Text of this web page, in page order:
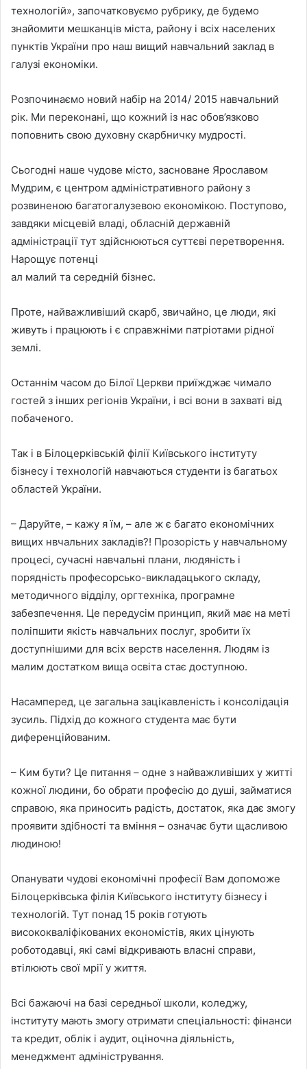
технологій», започатковуємо рубрику, де будемо
знайомити мешканців міста, району і всіх населених
пунктів України про наш вищий навчальний заклад в
галузі економіки.
Розпочинаємо новий набір на 2014/ 2015 навчальний
рік. Ми переконані, що кожний із нас обов’язково
поповнить свою духовну скарбничку мудрості.
Сьогодні наше чудове місто, засноване Ярославом
Мудрим, є центром адміністративного району з
розвиненою багатогалузевою економікою. Поступово,
завдяки місцевій владі, обласній державній
адміністрації тут здійснюються суттєві перетворення.
Нарощує потенці
ал малий та середній бізнес.
Проте, найважливіший скарб, звичайно, це люди, які
живуть і працюють і є справжніми патріотами рідної
землі.
Останнім часом до Білої Церкви приїжджає чимало
гостей з інших регіонів України, і всі вони в захваті від
побаченого.
Так і в Білоцерківській філії Київського інституту
бізнесу і технологій навчаються студенти із багатьох
областей України.
– Даруйте, – кажу я їм, – але ж є багато економічних
вищих нвчальних закладів?! Прозорість у навчальному
процесі, сучасні навчальні плани, людяність і
порядність професорсько-викладацького складу,
методичного відділу, оргтехніка, програмне
забезпечення. Це передусім принцип, який має на меті
поліпшити якість навчальних послуг, зробити їх
доступнішими для всіх верств населення. Людям із
малим достатком вища освіта стає доступною.
Насамперед, це загальна зацікавленість і консолідація
зусиль. Підхід до кожного студента має бути
диференційованим.
– Ким бути? Це питання – одне з найважливіших у житті
кожної людини, бо обрати професію до душі, займатися
справою, яка приносить радість, достаток, яка дає змогу
проявити здібності та вміння – означає бути щасливою
людиною!
Опанувати чудові економічні професії Вам допоможе
Білоцерківська філія Київського інституту бізнесу і
технологій. Тут понад 15 років готують
висококваліфікованих економістів, яких цінують
роботодавці, які самі відкривають власні справи,
втілюють свої мрії у життя.
Всі бажаючі на базі середньої школи, коледжу,
інституту мають змогу отримати спеціальності: фінанси
та кредит, облік і аудит, оціночна діяльність,
менеджмент адміністрування.